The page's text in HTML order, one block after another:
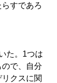
すであろ
た。1つは
で、自分
クスに関